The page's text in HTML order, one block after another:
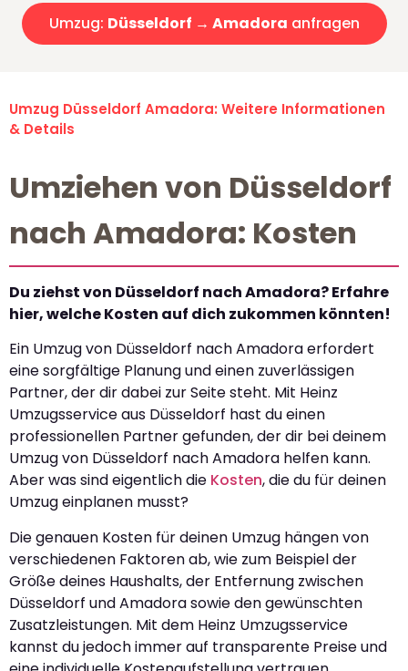
Umzug: Düsseldorf → Amadora anfragen
Umzug Düsseldorf Amadora: Weitere Informationen
& Details
Umziehen von Düsseldorf
nach Amadora: Kosten
Du ziehst von Düsseldorf nach Amadora? Erfahre
hier, welche Kosten auf dich zukommen könnten!
Ein Umzug von Düsseldorf nach Amadora erfordert
eine sorgfältige Planung und einen zuverlässigen
Partner, der dir dabei zur Seite steht. Mit Heinz
Umzugsservice aus Düsseldorf hast du einen
professionellen Partner gefunden, der dir bei deinem
Umzug von Düsseldorf nach Amadora helfen kann.
Aber was sind eigentlich die Kosten, die du für deinen
Umzug einplanen musst?
Die genauen Kosten für deinen Umzug hängen von
verschiedenen Faktoren ab, wie zum Beispiel der
Größe deines Haushalts, der Entfernung zwischen
Düsseldorf und Amadora sowie den gewünschten
Zusatzleistungen. Mit dem Heinz Umzugsservice
kannst du jedoch immer auf transparente Preise und